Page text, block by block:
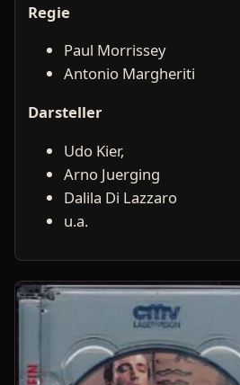
Regie
Paul Morrissey
Antonio Margheriti
Darsteller
Udo Kier,
Arno Juerging
Dalila Di Lazzaro
u.a.